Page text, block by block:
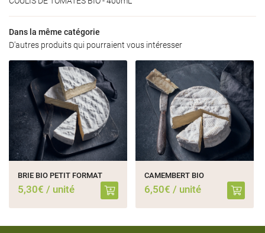
Actualités
Avis
Contact
Rejoignez-
Dans la même catégorie
D'autres produits qui pourraient vous intéresser
BRIE BIO PETIT FORMAT
5,30€ / unité
CAMEMBERT BIO
6,50€ / unité